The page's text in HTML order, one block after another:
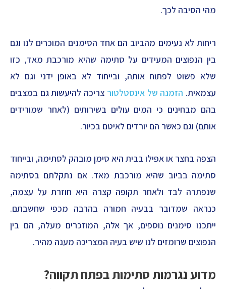
מהי הסיבה לכך.
ריחות לא נעימים מהביוב הם אחד הסימנים המוכרים לנו וגם
בין הנפוצים המעידים על סתימה שהיא מורכבת מאד, כזו
שלא פשוט לפתוח אותה, ובייחוד לא באופן ידני וגם לא
עצמאית. הזמנה של אינסטלטור צריכה להיעשות גם במצבים
בהם מבחינים כי המים עולים בשירותים (לאחר שמורידים
אותם) וגם כאשר הם יורדים לאיטם בכיור.
הצפה בחצר או אפילו בבית היא סימן מובהק לסתימה, ובייחוד
סתימה בביוב שהיא מורכבת מאד. אם נתקלתם בסתימה
שנפתרה לבד ולאחר תקופה קצרה היא חוזרת על עצמה,
כנראה שמדובר בבעיה חמורה בהרבה מכפי שחשבתם.
ייתכנו סימנים נוספים, אך אלה, המוזכרים מעלה, הם בין
הנפוצים שרומזים לנו שיש בעיה המצריכה מענה מהיר.
מדוע נגרמות סתימות בפתח תקווה?